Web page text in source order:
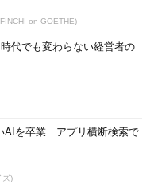
on GOETHE)
代でも変わらない経営者の
AIを卒業 アプリ横断検索で
ズ)